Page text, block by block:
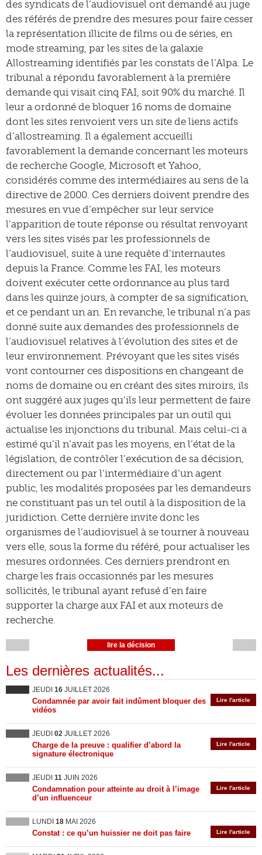
des syndicats de l’audiovisuel ont demandé au juge
des référés de prendre des mesures pour faire cesser
la représentation illicite de films ou de séries, en
mode streaming, par les sites de la galaxie
Allostreaming identifiés par les constats de l’Alpa. Le
tribunal a répondu favorablement à la première
demande qui visait cinq FAI, soit 90% du marché. Il
leur a ordonné de bloquer 16 noms de domaine
dont les sites renvoient vers un site de liens actifs
d’allostreaming. Il a également accueilli
favorablement la demande concernant les moteurs
de recherche Google, Microsoft et Yahoo,
considérés comme des intermédiaires au sens de la
directive de 2000. Ces derniers doivent prendre des
mesures en vue d’empêcher sur leur service
l’apparition de toute réponse ou résultat renvoyant
vers les sites visés par les professionnels de
l’audiovisuel, suite à une requête d’internautes
depuis la France. Comme les FAI, les moteurs
doivent exécuter cette ordonnance au plus tard
dans les quinze jours, à compter de sa signification,
et ce pendant un an. En revanche, le tribunal n’a pas
donné suite aux demandes des professionnels de
l’audiovisuel relatives à l’évolution des sites et de
leur environnement. Prévoyant que les sites visés
vont contourner ces dispositions en changeant de
noms de domaine ou en créant des sites miroirs, ils
ont suggéré aux juges qu’ils leur permettent de faire
évoluer les données principales par un outil qui
actualise les injonctions du tribunal. Mais celui-ci a
estimé qu’il n’avait pas les moyens, en l’état de la
législation, de contrôler l’exécution de sa décision,
directement ou par l’intermédiaire d’un agent
public, les modalités proposées par les demandeurs
ne constituant pas un tel outil à la disposition de la
juridiction. Cette dernière invite donc les
organismes de l’audiovisuel à se tourner à nouveau
vers elle, sous la forme du référé, pour actualiser les
mesures ordonnées. Ces derniers prendront en
charge les frais occasionnés par les mesures
sollicités, le tribunal ayant refusé d’en faire
supporter la charge aux FAI et aux moteurs de
recherche.
lire la décision
Les dernières actualités...
JEUDI 16 JUILLET 2026
Lire l'article
Condamnée par avoir fait indûment bloquer des
vidéos
JEUDI 02 JUILLET 2026
Lire l'article
Charge de la preuve : qualifier d’abord la
signature électronique
JEUDI 11 JUIN 2026
Lire l'article
Condamnation pour atteinte au droit à l’image
d’un influenceur
LUNDI 18 MAI 2026
Lire l'article
Constat : ce qu’un huissier ne doit pas faire